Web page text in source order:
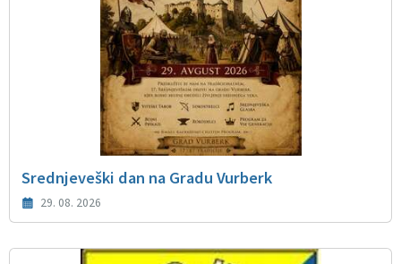
Srednjeveški dan na Gradu Vurberk
29. 08. 2026